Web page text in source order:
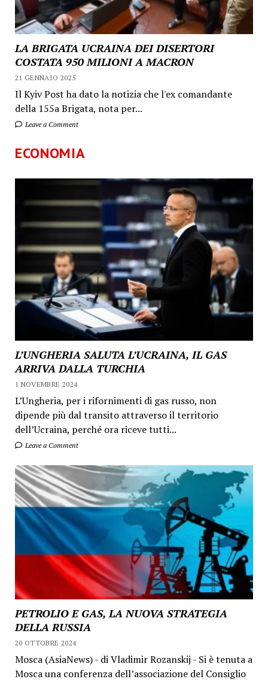
LA BRIGATA UCRAINA DEI DISERTORI
COSTATA 950 MILIONI A MACRON
21 GENNAIO 2025
Il Kyiv Post ha dato la notizia che l'ex comandante
della 155a Brigata, nota per...
Leave a Comment
ECONOMIA
L’UNGHERIA SALUTA L’UCRAINA, IL GAS
ARRIVA DALLA TURCHIA
1 NOVEMBRE 2024
L’Ungheria, per i rifornimenti di gas russo, non
dipende più dal transito attraverso il territorio
dell’Ucraina, perché ora riceve tutti...
Leave a Comment
PETROLIO E GAS, LA NUOVA STRATEGIA
DELLA RUSSIA
20 OTTOBRE 2024
Mosca (AsiaNews) - di Vladimir Rozanskij - Si è tenuta a
Mosca una conferenza dell’associazione del Consiglio